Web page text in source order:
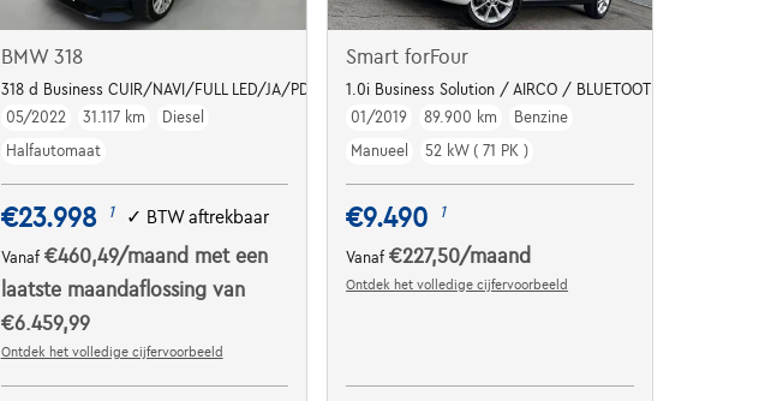
BMW 318
318 d Business CUIR/NAVI/FULL LED/JA/PDC AV AR
05/2022
31.117 km
Diesel
Halfautomaat
€23.998 1 ✓ BTW aftrekbaar
Vanaf €460,49/maand met een
laatste maandaflossing van
€6.459,99
Ontdek het volledige cijfervoorbeeld
Smart forFour
1.0i Business Solution / AIRCO / BLUETOOTH / EU. 6
01/2019
89.900 km
Benzine
Manueel
52 kW ( 71 PK )
€9.490 1
Vanaf€227,50/maand
Ontdek het volledige cijfervoorbeeld